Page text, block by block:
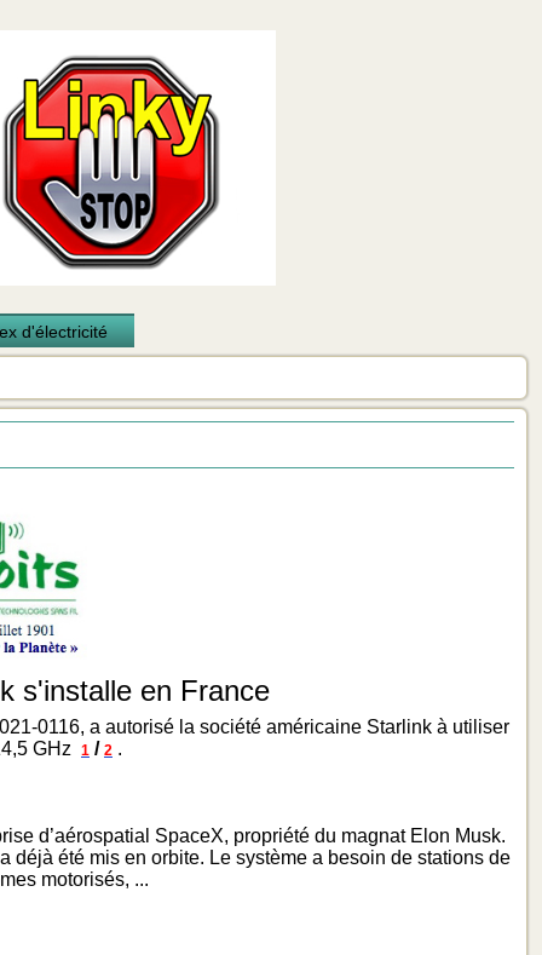
d'électricité
s'installe en France
0116, a autorisé la société américaine Starlink à utiliser
GHz
1 / 2 .
d’aérospatial SpaceX, propriété du magnat Elon Musk.
été mis en orbite. Le système a besoin de stations de
motorisés, ...